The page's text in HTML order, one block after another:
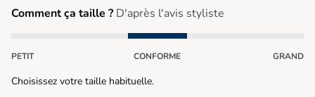
Comment ça taille ? D'après l'avis styliste
PETIT CONFORME GRAND
Choisissez votre taille habituelle.